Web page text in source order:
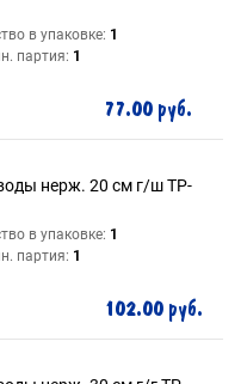
в упаковке: 1
партия: 1
77.00 руб.
нерж. 20 см г/ш ТР-
в упаковке: 1
партия: 1
102.00 руб.